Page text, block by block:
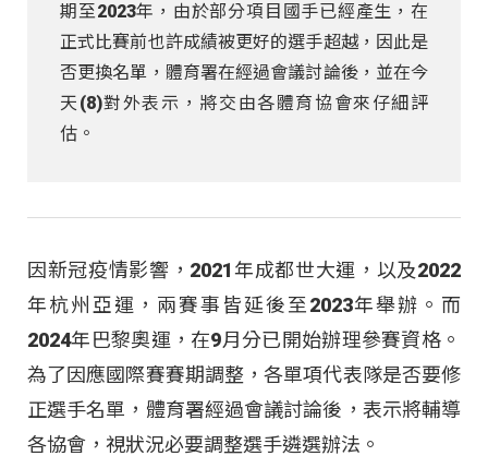
期至2023年，由於部分項目國手已經產生，在
正式比賽前也許成績被更好的選手超越，因此是
否更換名單，體育署在經過會議討論後，並在今
天(8)對外表示，將交由各體育協會來仔細評
估。
因新冠疫情影響，2021年成都世大運，以及2022
年杭州亞運，兩賽事皆延後至2023年舉辦。而
2024年巴黎奧運，在9月分已開始辦理參賽資格。
為了因應國際賽賽期調整，各單項代表隊是否要修
正選手名單，體育署經過會議討論後，表示將輔導
各協會，視狀況必要調整選手遴選辦法。